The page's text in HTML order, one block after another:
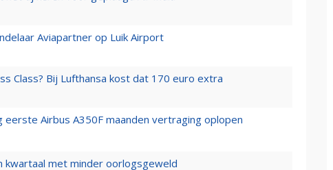
Aviapartner op Luik Airport
Class? Bij Lufthansa kost dat 170 euro extra
eerste Airbus A350F maanden vertraging oplopen
kwartaal met minder oorlogsgeweld